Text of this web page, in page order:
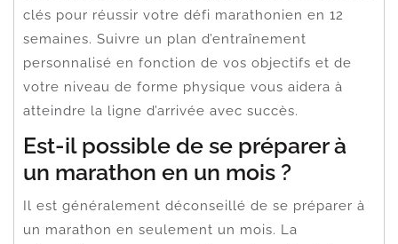
clés pour réussir votre défi marathonien en 12
semaines. Suivre un plan d’entraînement
personnalisé en fonction de vos objectifs et de
votre niveau de forme physique vous aidera à
atteindre la ligne d’arrivée avec succès.
Est-il possible de se préparer à
un marathon en un mois ?
Il est généralement déconseillé de se préparer à
un marathon en seulement un mois. La